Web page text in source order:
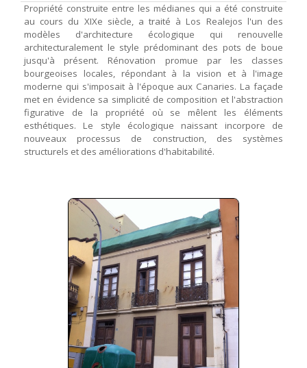
Propriété construite entre les médianes qui a été construite
au cours du XIXe siècle, a traité à Los Realejos l'un des
modèles d'architecture écologique qui renouvelle
architecturalement le style prédominant des pots de boue
jusqu'à présent. Rénovation promue par les classes
bourgeoises locales, répondant à la vision et à l'image
moderne qui s'imposait à l'époque aux Canaries. La façade
met en évidence sa simplicité de composition et l'abstraction
figurative de la propriété où se mêlent les éléments
esthétiques. Le style écologique naissant incorpore de
nouveaux processus de construction, des systèmes
structurels et des améliorations d'habitabilité.